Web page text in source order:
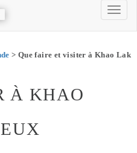
> Que faire et visiter à Khao Lak
À KHAO